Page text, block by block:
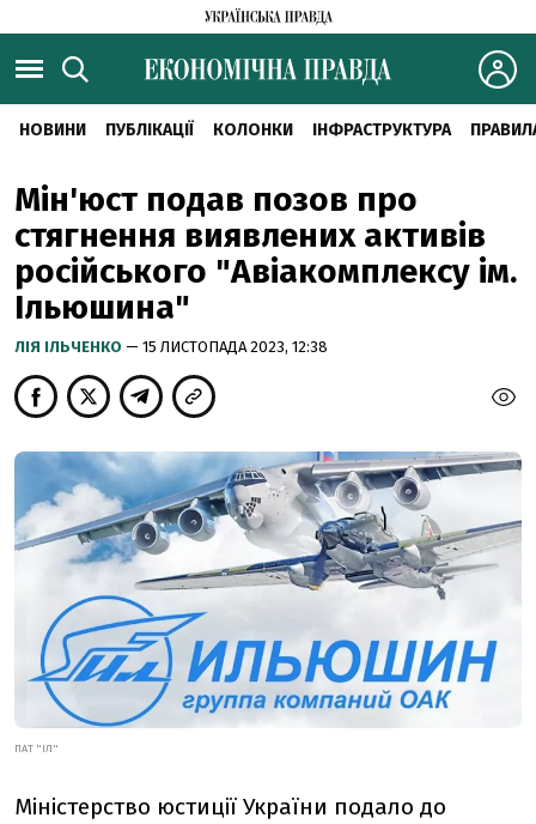
НОВИНИ ПУБЛІКАЦІЇ КОЛОНКИ ІНФРАСТРУКТУРА
Мін'юст подав позов про
стягнення виявлених активів
російського "Авіакомплексу ім.
Ільюшина"
ЛІЯ ІЛЬЧЕНКО — 15 ЛИСТОПАДА 2023, 12:38
ПАТ "ІЛ"
Міністерство юстиції України подало до